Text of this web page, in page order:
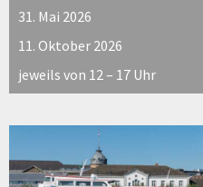
31. Mai 2026
11. Oktober 2026
jeweils von 12 – 17 Uhr